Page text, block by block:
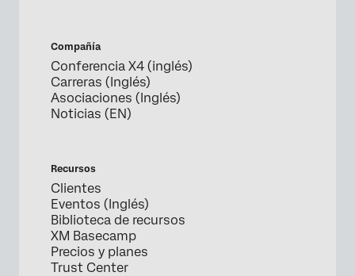
Compañía
Conferencia X4 (inglés)
Carreras (Inglés)
Asociaciones (Inglés)
Noticias (EN)
Recursos
Clientes
Eventos (Inglés)
Biblioteca de recursos
XM Basecamp
Precios y planes
Trust Center